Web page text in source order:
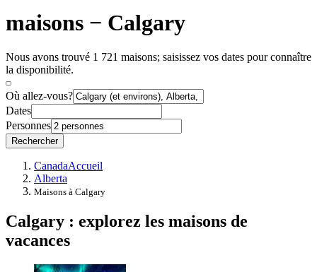
maisons − Calgary
Nous avons trouvé 1 721 maisons; saisissez vos dates pour connaître
la disponibilité.
Où allez-vous?
Dates
Personnes
Rechercher
CanadaAccueil
Alberta
Maisons à Calgary
Calgary : explorez les maisons de
vacances